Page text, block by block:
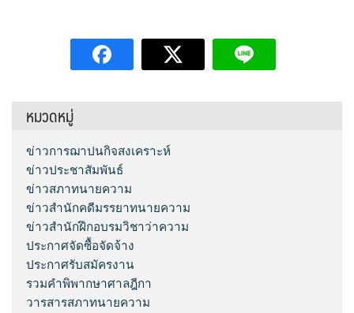
หมวดหมู่
ข่าวการฌาปนกิจสงเคราะห์
ข่าวประชาสัมพันธ์
ข่าวสภาทนายความ
ข่าวสำนักคดีมรรยาทนายความ
ข่าวสำนักฝึกอบรมวิชาว่าความ
ประกาศจัดซื้อจัดจ้าง
ประกาศรับสมัครงาน
รวมคำพิพากษาศาลฎีกา
วารสารสภาทนายความ